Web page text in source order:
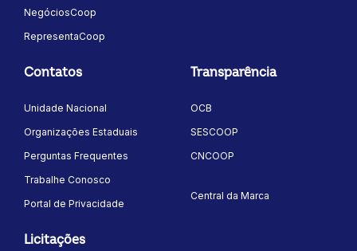
NegóciosCoop
RepresentaCoop
Contatos
Unidade Nacional
Organizações Estaduais
Perguntas Frequentes
Trabalhe Conosco
Portal de Privacidade
Transparência
OCB
SESCOOP
CNCOOP
Central da Marca
Licitações